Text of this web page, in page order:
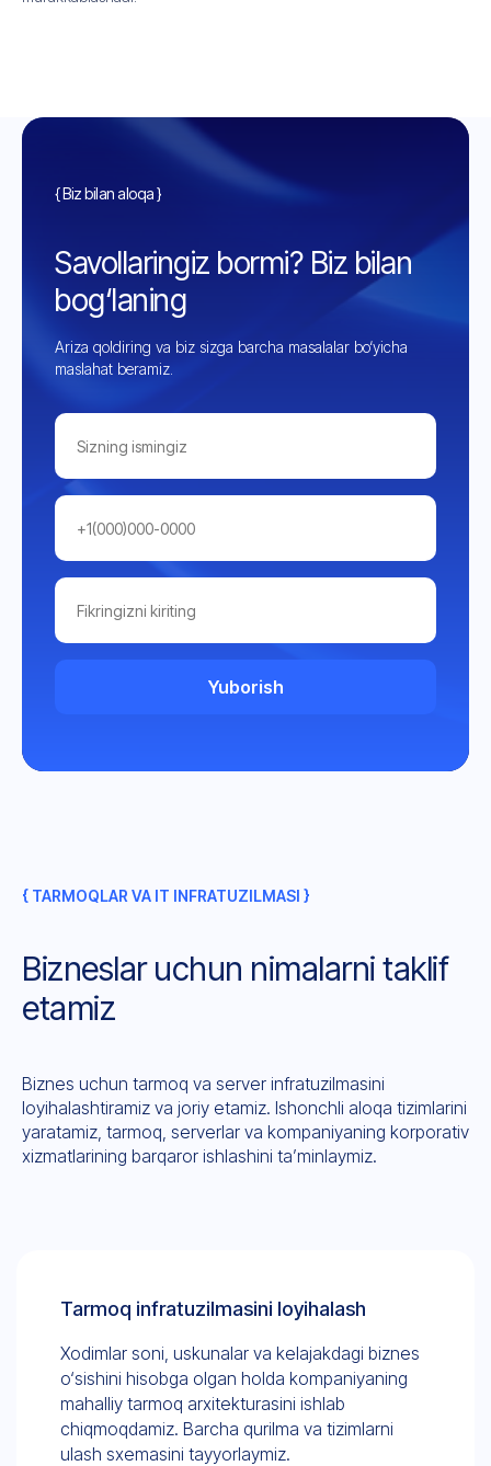
{ Biz bilan aloqa }
Savollaringiz bormi? Biz bilan
bog‘laning
Ariza qoldiring va biz sizga barcha masalalar bo‘yicha
maslahat beramiz.
Yuborish
{ TARMOQLAR VA IT INFRATUZILMASI }
Bizneslar uchun nimalarni taklif
etamiz
Biznes uchun tarmoq va server infratuzilmasini
loyihalashtiramiz va joriy etamiz. Ishonchli aloqa tizimlarini
yaratamiz, tarmoq, serverlar va kompaniyaning korporativ
xizmatlarining barqaror ishlashini ta’minlaymiz.
Tarmoq infratuzilmasini loyihalash
Xodimlar soni, uskunalar va kelajakdagi biznes
o‘sishini hisobga olgan holda kompaniyaning
mahalliy tarmoq arxitekturasini ishlab
chiqmoqdamiz. Barcha qurilma va tizimlarni
ulash sxemasini tayyorlaymiz.